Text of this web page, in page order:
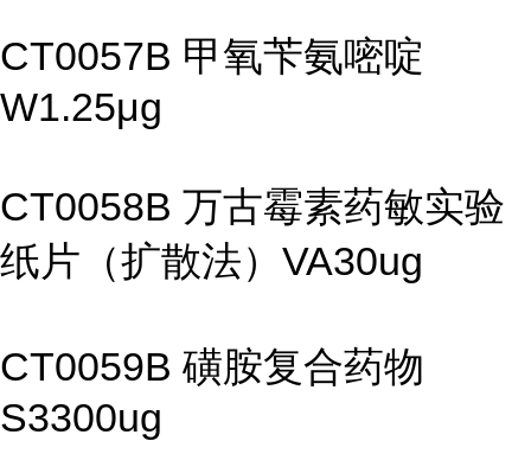
CT0057B 甲氧苄氨嘧啶
W1.25μg
CT0058B 万古霉素药敏实验
纸片（扩散法）VA30ug
CT0059B 磺胺复合药物
S3300ug